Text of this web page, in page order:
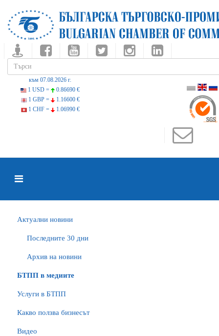
към 07.08.2026 г.
1 USD =
0.86690 €
1 GBP =
1.16600 €
1 CHF =
1.06990 €
Актуални новини
Последните 30 дни
Архив на новини
БTПП в медиите
Услуги в БТПП
Какво ползва бизнесът
Видео